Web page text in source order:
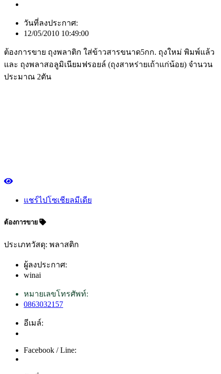
วันที่ลงประกาศ:
12/05/2010 10:49:00
ต้องการขาย ถุงพลาติก ใส่ข้าวสารขนาด5กก. ถุงใหม่ พิมพ์แล้ว
และ ถุงพลาสอลูมิเนียมฟรอยล์ (ถุงสาหร่ายเถ้าแก่น้อย) จำนวน
ประมาณ 2ตัน
แชร์ไปโซเชียลมีเดีย
ต้องการขาย
ประเภทวัสดุ: พลาสติก
ผู้ลงประกาศ:
winai
หมายเลขโทรศัพท์:
0863032157
อีเมล์:
Facebook / Line: